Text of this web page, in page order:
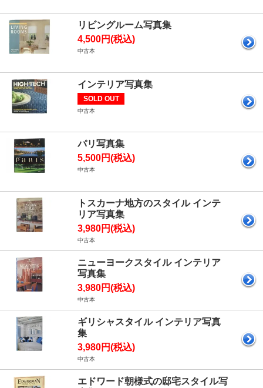
リビングルーム写真集
4,500円(税込)
中古本
インテリア写真集
SOLD OUT
中古本
パリ写真集
5,500円(税込)
中古本
トスカーナ地方のスタイル インテ
リア写真集
3,980円(税込)
中古本
ニューヨークスタイル インテリア
写真集
3,980円(税込)
中古本
ギリシャスタイル インテリア写真
集
3,980円(税込)
中古本
エドワード朝様式の邸宅スタイル写